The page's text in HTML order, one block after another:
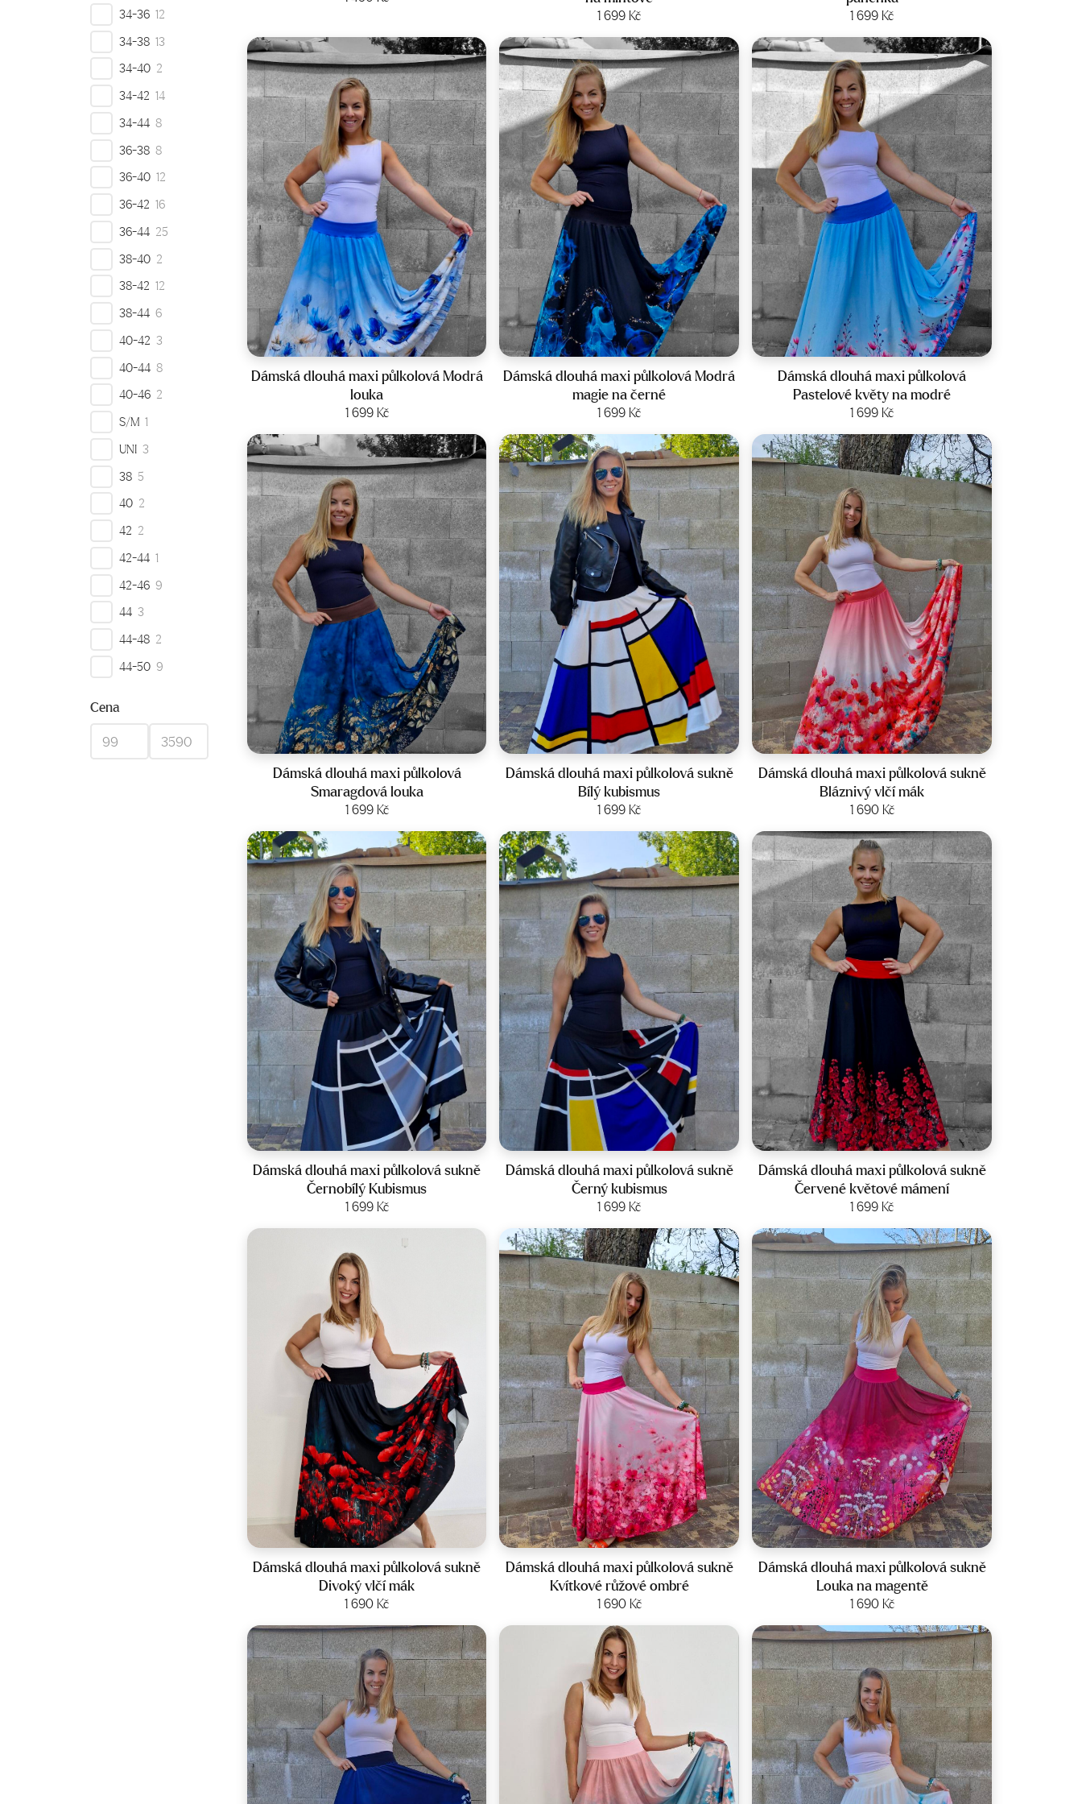
34-36 12
34-38 13
34-40 2
34-42 14
34-44 8
36-38 8
36-40 12
36-42 16
36-44 25
38-40 2
38-42 12
38-44 6
40-42 3
40-44 8
40-46 2
S/M 1
UNI 3
38 5
40 2
42 2
42-44 1
42-46 9
44 3
44-48 2
44-50 9
Cena
1 699Kč
Zobrazit produkt 1 699Kč
Zobrazit produkt
Velikost:34-44
Dámská dlouhá maxi půlkolová Modrá
louka
1 699 Kč
Zobrazit produkt
Velikost:34-44
Dámská dlouhá maxi půlkolová Modrá
magie na černé
1 699Kč
Zobrazit produkt
Velikost:34-44
Dámská dlouhá maxi půlkolová
Pastelové květy na modré
1 699Kč
Zobrazit produkt
Velikost:36-44
Dámská dlouhá maxi půlkolová
Smaragdová louka
1 699 Kč
Zobrazit produkt
Velikost:42-46
Dámská dlouhá maxi půlkolová sukně
Bílý kubismus
1 699Kč
Zobrazit produkt
Velikost:36-44
Dámská dlouhá maxi půlkolová sukně
Bláznivý vlčí mák
1 690 Kč
Zobrazit produkt
Velikost: 42-46
Dámská dlouhá maxi půlkolová sukně
Černobílý Kubismus
1 699 Kč
Zobrazit produkt
Velikost:42-46
Dámská dlouhá maxi půlkolová sukně
Černý kubismus
1 699Kč
Zobrazit produkt
Velikost:34-44
Dámská dlouhá maxi půlkolová sukně
Červené květové mámení
1 699Kč
Zobrazit produkt
Velikost:36-44
Dámská dlouhá maxi půlkolová sukně
Divoký vlčí mák
1 690Kč
Zobrazit produkt
Velikost:36-44
Dámská dlouhá maxi půlkolová sukně
Kvítkové růžové ombré
1 690 Kč
Zobrazit produkt
Velikost:36-42
Dámská dlouhá maxi půlkolová sukně
Louka na magentě
1 690 Kč
Zobrazit produkt